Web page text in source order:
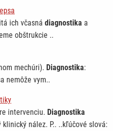
ich včasná diagnostika a
obštrukcie ..
mechúri). Diagnostika:
nemôže vym..
intervenciu. Diagnostika
nález. P.. ..kľúčové slová: